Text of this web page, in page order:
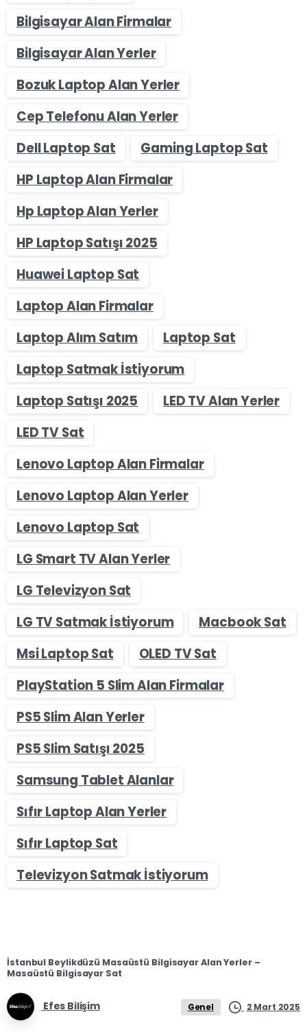
Bilgisayar Alan Firmalar
Bilgisayar Alan Yerler
Bozuk Laptop Alan Yerler
Cep Telefonu Alan Yerler
Dell Laptop Sat
Gaming Laptop Sat
HP Laptop Alan Firmalar
Hp Laptop Alan Yerler
HP Laptop Satışı 2025
Huawei Laptop Sat
Laptop Alan Firmalar
Laptop Alım Satım
Laptop Sat
Laptop Satmak İstiyorum
Laptop Satışı 2025
LED TV Alan Yerler
LED TV Sat
Lenovo Laptop Alan Firmalar
Lenovo Laptop Alan Yerler
Lenovo Laptop Sat
LG Smart TV Alan Yerler
LG Televizyon Sat
LG TV Satmak İstiyorum
Macbook Sat
Msi Laptop Sat
OLED TV Sat
PlayStation 5 Slim Alan Firmalar
PS5 Slim Alan Yerler
PS5 Slim Satışı 2025
Samsung Tablet Alanlar
Sıfır Laptop Alan Yerler
Sıfır Laptop Sat
Televizyon Satmak İstiyorum
İstanbul Beylikdüzü Masaüstü Bilgisayar Alan Yerler –
Masaüstü Bilgisayar Sat
Efes Bilişim Genel 2 Mart 2025